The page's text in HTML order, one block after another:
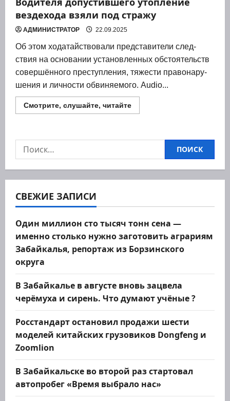
вездехода взяли под стражу
АДМИНИСТРАТОР 22.09.2025
Об этом хода­тай­ство­ва­ли пред­ста­ви­те­ли след­
ствия на осно­ва­нии уста­нов­лен­ных обсто­я­тельств
совер­шён­но­го пре­ступ­ле­ния, тяже­сти пра­во­на­ру­
ше­ния и лич­но­сти обви­ня­е­мо­го. Audio...
Смотрите, слушайте, читайтеПрочитать
больше
утопление
стражу
Найти:
СВЕЖИЕ ЗАПИСИ
Один миллион сто тысяч тонн сена —
именно столько нужно заготовить аграриям
Забайкалья, репортаж из Борзинского
округа
В Забайкалье в августе вновь зацвела
черёмуха и сирень. Что думают учёные ?
Росстандарт остановил продажи шести
моделей китайских грузовиков Dongfeng и
Zoomlion
В Забайкальске во второй раз стартовал
автопробег «Время выбрало нас»